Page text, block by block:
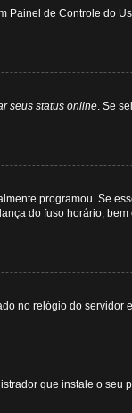
de Controle do
seus status online. Se
programou. Se
do fuso horário,
no relógio do
que instale o